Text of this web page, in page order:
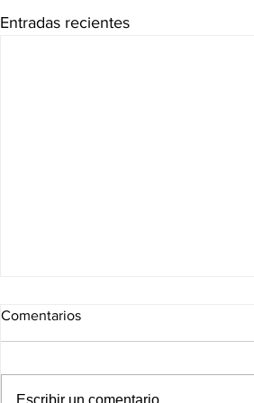
Entradas recientes
Comentarios
Escribir un comentario...